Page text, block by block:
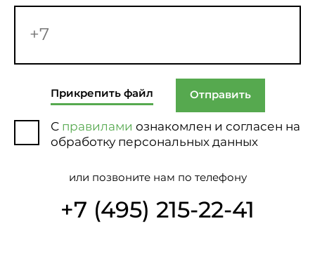
Прикрепить файл Отправить
С правилами ознакомлен и согласен на
обработку персональных данных
или позвоните нам по телефону
+7 (495) 215-22-41